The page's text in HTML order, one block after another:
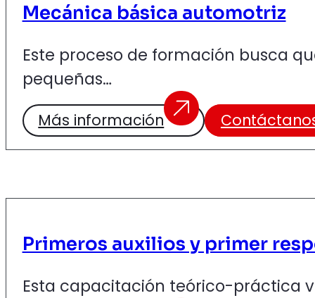
Mecánica básica automotriz
Este proceso de formación busca
pequeñas…
Más información
Primeros auxilios y primer
Esta capacitación teórico-práctica